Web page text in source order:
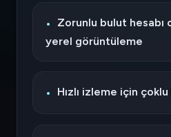
Zorunlu bulut hesabı
yerel görüntüleme
Hızlı izleme için